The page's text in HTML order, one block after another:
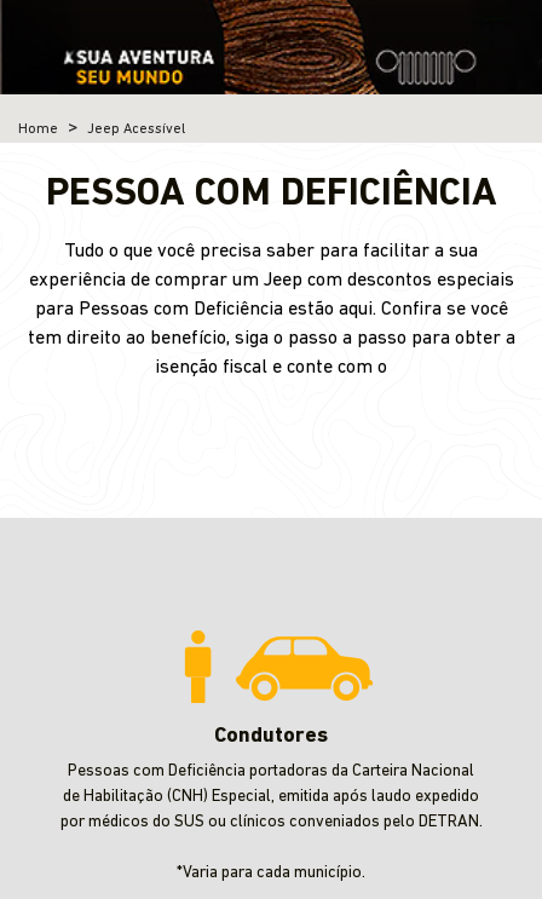
Home Jeep Acessível
PESSOA COM DEFICIÊNCIA
Tudo o que você precisa saber para facilitar a sua
experiência de comprar um Jeep com descontos especiais
para Pessoas com Deficiência estão aqui. Confira se você
tem direito ao benefício, siga o passo a passo para obter a
isenção fiscal e conte com o
Condutores
Pessoas com Deficiência portadoras da Carteira Nacional
de Habilitação (CNH) Especial, emitida após laudo expedido
por médicos do SUS ou clínicos conveniados pelo DETRAN.
*Varia para cada município.